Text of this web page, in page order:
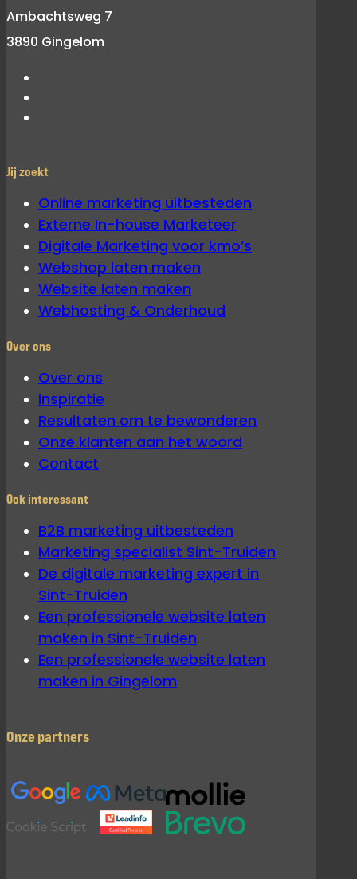
Ambachtsweg 7
3890 Gingelom
Jij zoekt
Online marketing uitbesteden
Externe In-house Marketeer
Digitale Marketing voor kmo’s
Webshop laten maken
Website laten maken
Webhosting & Onderhoud
Over ons
Over ons
Inspiratie
Resultaten om te bewonderen
Onze klanten aan het woord
Contact
Ook interessant
B2B marketing uitbesteden
Marketing specialist Sint-Truiden
De digitale marketing expert in
Sint-Truiden
Een professionele website laten
maken in Sint-Truiden
Een professionele website laten
maken in Gingelom
Onze partners